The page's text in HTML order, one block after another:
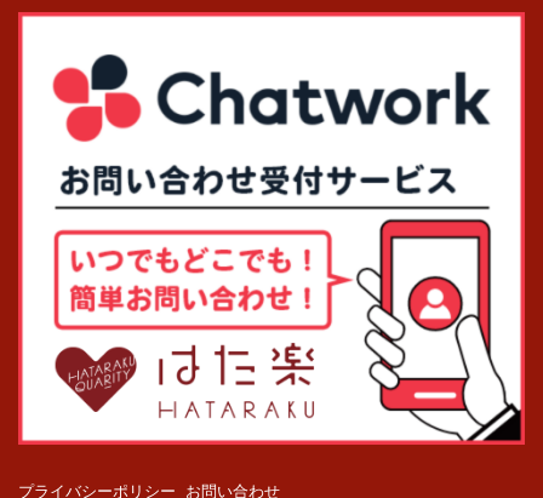
プライバシーポリシー お問い合わせ